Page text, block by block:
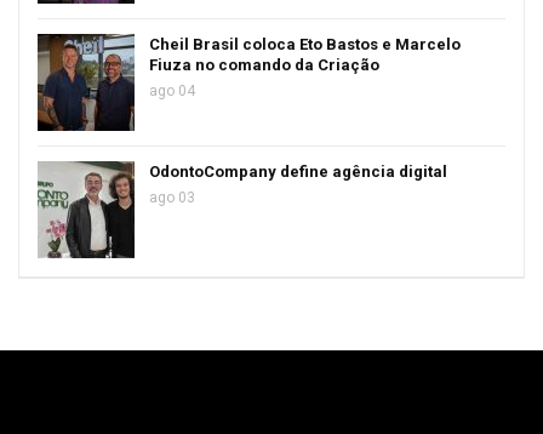
Cheil Brasil coloca Eto Bastos e Marcelo
Fiuza no comando da Criação
ago 04
OdontoCompany define agência digital
ago 03